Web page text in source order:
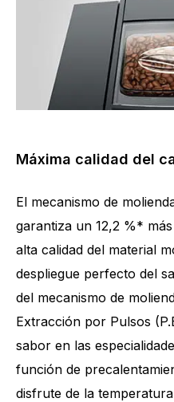
Máxima calidad del
El mecanismo de
garantiza un 12,2 %*
alta calidad del material
despliegue perfecto del
del mecanismo de
Extracción por Pulsos
sabor en las
función de
disfrute de la